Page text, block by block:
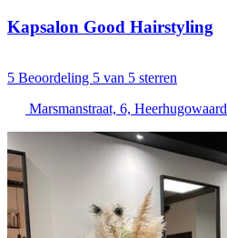
Kapsalon Good Hairstyling
5 Beoordeling 5 van 5 sterren
Marsmanstraat, 6, Heerhugowaard